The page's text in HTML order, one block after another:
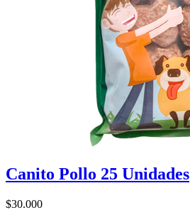
Canito Pollo 25 Unidades
$30.000